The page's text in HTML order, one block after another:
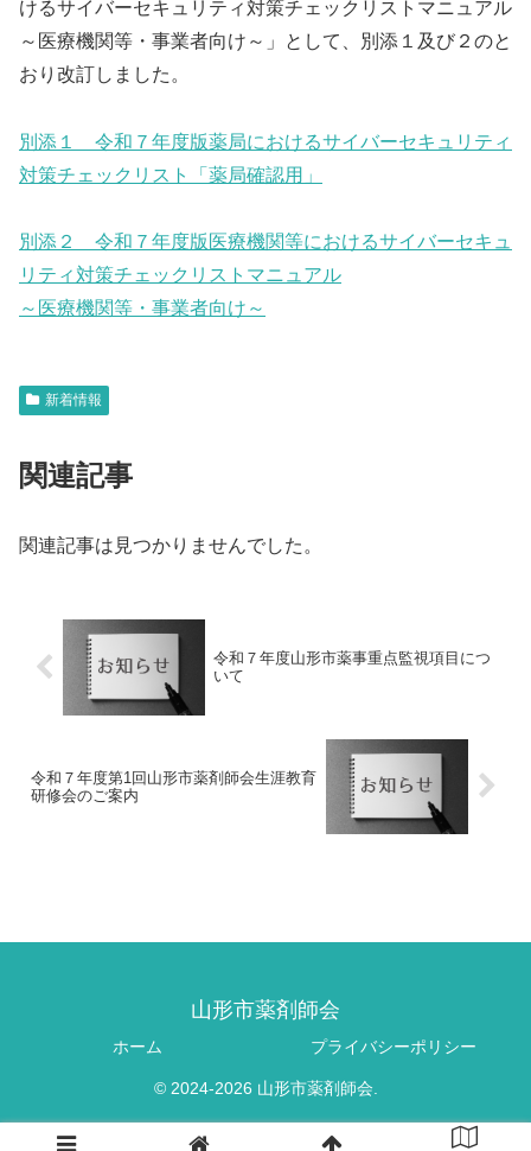
けるサイバーセキュリティ対策チェックリストマニュアル
～医療機関等・事業者向け～」として、別添１及び２のと
おり改訂しました。
別添１ 令和７年度版薬局におけるサイバーセキュリティ
対策チェックリスト「薬局確認用」
別添２ 令和７年度版医療機関等におけるサイバーセキュ
リティ対策チェックリストマニュアル
～医療機関等・事業者向け～
新着情報
関連記事
関連記事は見つかりませんでした。
令和７年度山形市薬事重点監視項目につ
いて
令和７年度第1回山形市薬剤師会生涯教育
研修会のご案内
山形市薬剤師会
ホーム プライバシーポリシー
© 2024-2026 山形市薬剤師会.